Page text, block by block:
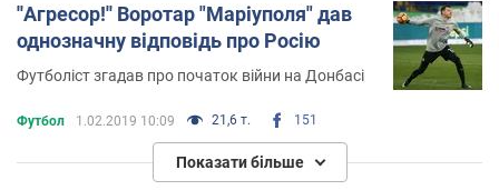
''Агресор!'' Воротар "Маріуполя" дав
однозначну відповідь про Росію
Футболіст згадав про початок війни на Донбасі
Футбол 1.02.2019 10:09 21,6 т. 151
Показати більше